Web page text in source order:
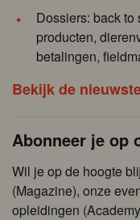
Dossiers: back to
producten,
betalingen,
Bekijk de
Abonneer je op
Wil je op de hoogte
(Magazine), onze
opleidingen